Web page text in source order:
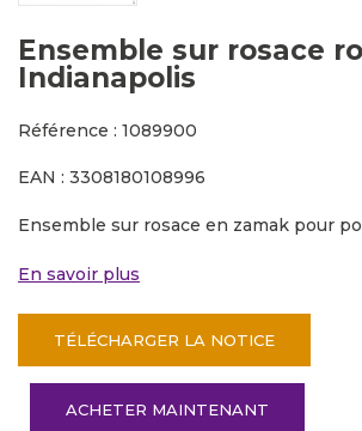
Ensemble sur rosace
Indianapolis
Référence : 1089900
EAN : 3308180108996
Ensemble sur rosace en zamak pour
En savoir plus
TÉLÉCHARGER LA NOTICE
ACHETER MAINTENANT